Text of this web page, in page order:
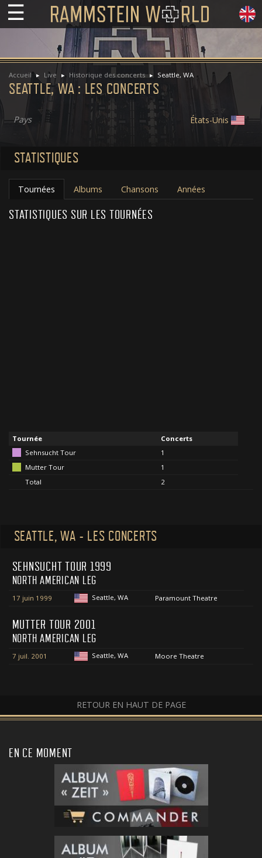
☰
Accueil Live Historique des concerts Seattle, WA
SEATTLE, WA : LES CONCERTS
Pays États-Unis
STATISTIQUES
Tournées Albums Chansons Années
STATISTIQUES SUR LES TOURNÉES
Tournée
Concerts
Sehnsucht Tour
1
Mutter Tour
1
Total
2
SEATTLE, WA - LES CONCERTS
SEHNSUCHT TOUR 1999
NORTH AMERICAN LEG
17 juin 1999 Seattle, WA Paramount Theatre
MUTTER TOUR 2001
NORTH AMERICAN LEG
7 juil. 2001 Seattle, WA Moore Theatre
RETOUR EN HAUT DE PAGE
EN CE MOMENT